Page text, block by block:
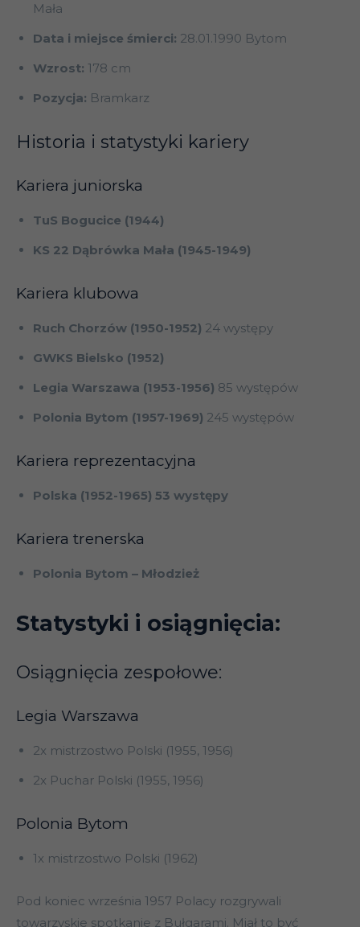
Mała
Data i miejsce śmierci: 28.01.1990 Bytom
Wzrost: 178 cm
Pozycja: Bramkarz
Historia i statystyki kariery
Kariera juniorska
TuS Bogucice (1944)
KS 22 Dąbrówka Mała (1945-1949)
Kariera klubowa
Ruch Chorzów (1950-1952) 24 występy
GWKS Bielsko (1952)
Legia Warszawa (1953-1956) 85 występów
Polonia Bytom (1957-1969) 245 występów
Kariera reprezentacyjna
Polska (1952-1965) 53 występy
Kariera trenerska
Polonia Bytom – Młodzież
Statystyki i osiągnięcia:
Osiągnięcia zespołowe:
Legia Warszawa
2x mistrzostwo Polski (1955, 1956)
2x Puchar Polski (1955, 1956)
Polonia Bytom
1x mistrzostwo Polski (1962)
Pod koniec września 1957 Polacy rozgrywali
towarzyskie spotkanie z Bułgarami. Miał to być